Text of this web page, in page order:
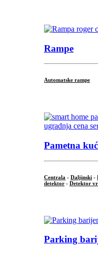
Rampe
Automatske rampe
Pametna
Centrala - Daljinski -
detektor - Detektor
Parking